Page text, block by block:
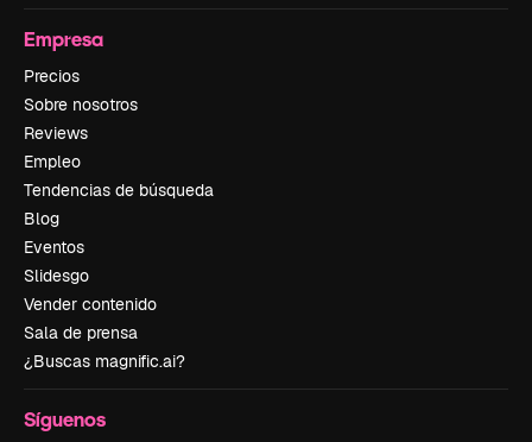
Empresa
Precios
Sobre nosotros
Reviews
Empleo
Tendencias de búsqueda
Blog
Eventos
Slidesgo
Vender contenido
Sala de prensa
¿Buscas magnific.ai?
Síguenos